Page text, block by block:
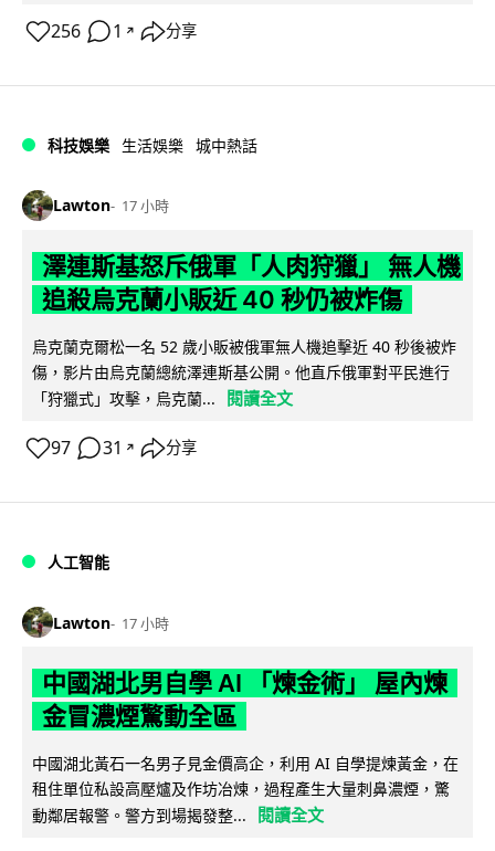
256 1 ↗ 分享
科技娛樂 生活娛樂 城中熱話
Lawton 17 小時
澤連斯基怒斥俄軍「人肉狩獵」 無人機
追殺烏克蘭小販近 40 秒仍被炸傷
烏克蘭克爾松一名 52 歲小販被俄軍無人機追擊近 40 秒後被炸
傷，影片由烏克蘭總統澤連斯基公開。他直斥俄軍對平民進行
「狩獵式」攻擊，烏克蘭...
閱讀全文
97 31 ↗ 分享
人工智能
Lawton 17 小時
中國湖北男自學 AI 「煉金術」 屋內煉
金冒濃煙驚動全區
中國湖北黃石一名男子見金價高企，利用 AI 自學提煉黃金，在
租住單位私設高壓爐及作坊冶煉，過程產生大量刺鼻濃煙，驚
動鄰居報警。警方到場揭發整...
閱讀全文